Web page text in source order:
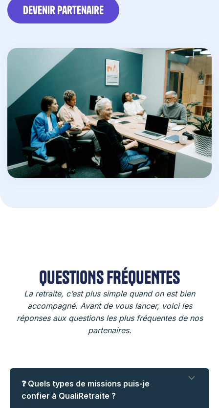
devenir partenaire
QUESTIONS FRÉQUENTES
La retraite, c’est plus simple quand on est bien
accompagné. Avant de vous lancer, voici les
réponses aux questions les plus fréquentes de nos
partenaires.
❓ Quels types de missions puis-je
confier à QualiRetraite ?